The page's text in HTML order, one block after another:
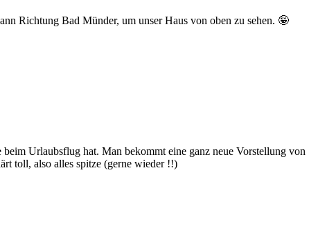
Richtung Bad Münder, um unser Haus von oben zu sehen. 🤪
Urlaubsflug hat. Man bekommt eine ganz neue Vorstellung von
toll, also alles spitze (gerne wieder !!)